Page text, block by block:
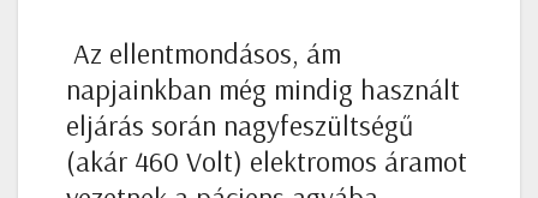
Az ellentmondásos, ám
napjainkban még mindig használt
eljárás során nagyfeszültségű
(akár 460 Volt) elektromos áramot